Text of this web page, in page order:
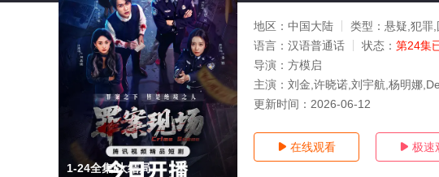
1-24全集/大结局
地区： 中国大陆 类型： 悬疑,犯罪,
语言： 汉语普通话 状态： 第24集
导演： 方模启
主演： 刘金,许晓诺,刘宇航,杨明娜
更新时间： 2026-06-12
 在线观看  极速